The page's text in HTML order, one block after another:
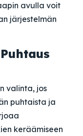
avulla voit
järjestelmän
valinta, jos
puhtaista ja
keräämiseen